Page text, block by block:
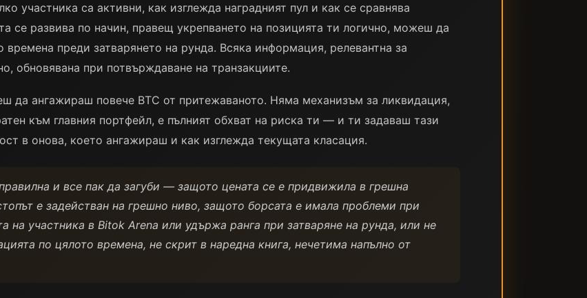
участника са активни, как изглежда наградният пул и как се сравнява
се развива по начин, правещ укрепването на позицията ти логично, можеш да
преди затварянето на рунда. Всяка информация, релевантна за
обновявана при потвърждаване на транзакциите.
да ангажираш повече BTC от притежаваното. Няма механизъм за ликвидация,
към главния портфейл, е пълният обхват на риска ти — и ти задаваш тази
в онова, което ангажираш и как изглежда текущата класация.
и все пак да загуби — защото цената се е придвижила в грешна
е задействан на грешно ниво, защото борсата е имала проблеми при
на участника в Bitok Arena или удържа ранга при затваряне на рунда, или не
по цялото времена, не скрит в наредна книга, нечетима напълно от